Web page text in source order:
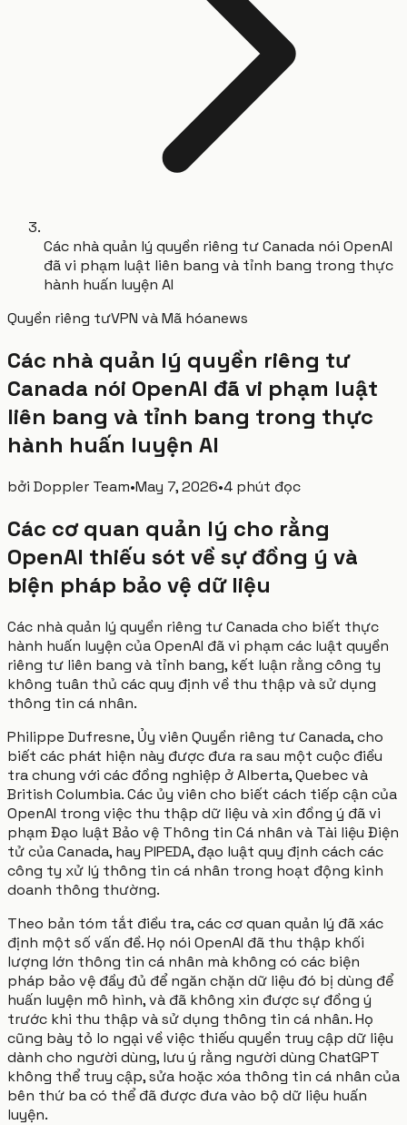
Các nhà quản lý quyền riêng tư Canada nói OpenAI
đã vi phạm luật liên bang và tỉnh bang trong thực
hành huấn luyện AI
Quyền riêng tưVPN và Mã hóanews
Các nhà quản lý quyền riêng tư
Canada nói OpenAI đã vi phạm luật
liên bang và tỉnh bang trong thực
hành huấn luyện AI
bởi Doppler Team•May 7, 2026•4 phút đọc
Các cơ quan quản lý cho rằng
OpenAI thiếu sót về sự đồng ý và
biện pháp bảo vệ dữ liệu
Các nhà quản lý quyền riêng tư Canada cho biết thực
hành huấn luyện của OpenAI đã vi phạm các luật quyền
riêng tư liên bang và tỉnh bang, kết luận rằng công ty
không tuân thủ các quy định về thu thập và sử dụng
thông tin cá nhân.
Philippe Dufresne, Ủy viên Quyền riêng tư Canada, cho
biết các phát hiện này được đưa ra sau một cuộc điều
tra chung với các đồng nghiệp ở Alberta, Quebec và
British Columbia. Các ủy viên cho biết cách tiếp cận của
OpenAI trong việc thu thập dữ liệu và xin đồng ý đã vi
phạm Đạo luật Bảo vệ Thông tin Cá nhân và Tài liệu Điện
tử của Canada, hay PIPEDA, đạo luật quy định cách các
công ty xử lý thông tin cá nhân trong hoạt động kinh
doanh thông thường.
Theo bản tóm tắt điều tra, các cơ quan quản lý đã xác
định một số vấn đề. Họ nói OpenAI đã thu thập khối
lượng lớn thông tin cá nhân mà không có các biện
pháp bảo vệ đầy đủ để ngăn chặn dữ liệu đó bị dùng để
huấn luyện mô hình, và đã không xin được sự đồng ý
trước khi thu thập và sử dụng thông tin cá nhân. Họ
cũng bày tỏ lo ngại về việc thiếu quyền truy cập dữ liệu
dành cho người dùng, lưu ý rằng người dùng ChatGPT
không thể truy cập, sửa hoặc xóa thông tin cá nhân của
bên thứ ba có thể đã được đưa vào bộ dữ liệu huấn
luyện.